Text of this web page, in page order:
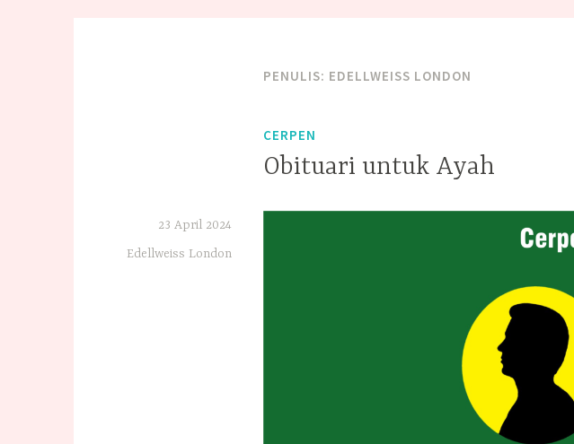
PENULIS: EDELLWEISS LONDON
CERPEN
Obituari untuk Ayah
23 April 2024
Edellweiss London